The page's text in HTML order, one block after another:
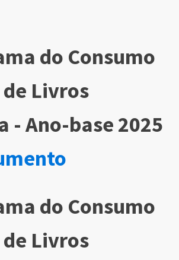
do Consumo
de Livros
- Ano-base 2025
do Consumo
de Livros